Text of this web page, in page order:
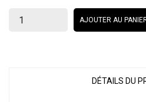
AJOUTER AU
DÉTAILS DU